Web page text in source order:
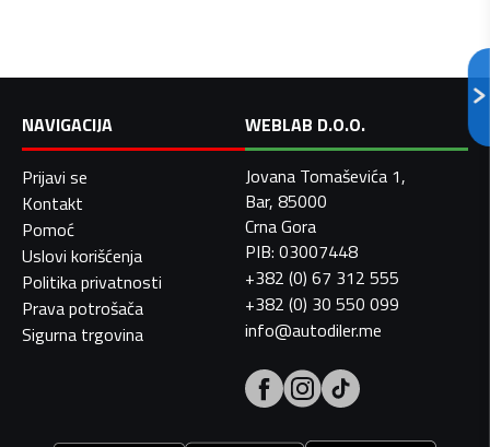
NAVIGACIJA
Prijavi se
Kontakt
Pomoć
Uslovi korišćenja
Politika privatnosti
Prava potrošača
Sigurna trgovina
WEBLAB D.O.O.
Jovana Tomaševića 1,
Bar, 85000
Crna Gora
PIB: 03007448
+382 (0) 67 312 555
+382 (0) 30 550 099
info@autodiler.me